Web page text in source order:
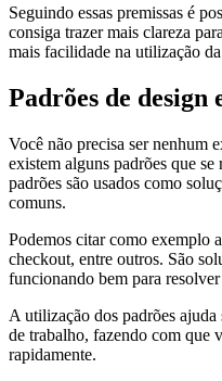
Seguindo essas premissas é
consiga trazer mais clareza
mais facilidade na utilização
Padrões de design
Você não precisa ser nenhum
existem alguns padrões que
padrões são usados como
comuns.
Podemos citar como exemplo
checkout, entre outros. São
funcionando bem para resolver
A utilização dos padrões
de trabalho, fazendo com que
rapidamente.